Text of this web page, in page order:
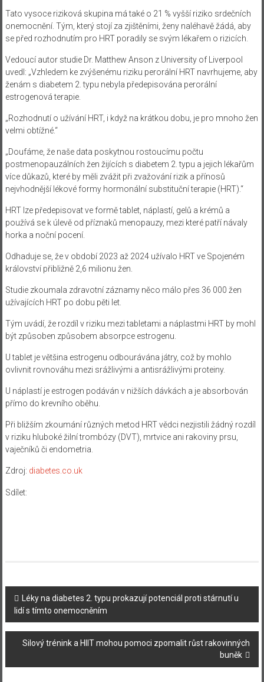
Tato vysoce riziková skupina má také o 21 % vyšší riziko srdečních
onemocnění. Tým, který stojí za zjištěními, ženy naléhavě žádá, aby
se před rozhodnutím pro HRT poradily se svým lékařem o rizicích.
Vedoucí autor studie Dr. Matthew Anson z University of Liverpool
uvedl: „Vzhledem ke zvýšenému riziku perorální HRT navrhujeme, aby
ženám s diabetem 2. typu nebyla předepisována perorální
estrogenová terapie.
„Rozhodnutí o užívání HRT, i když na krátkou dobu, je pro mnoho žen
velmi obtížné.“
„Doufáme, že naše data poskytnou rostoucímu počtu
postmenopauzálních žen žijících s diabetem 2. typu a jejich lékařům
více důkazů, které by měli zvážit při zvažování rizik a přínosů
nejvhodnější lékové formy hormonální substituční terapie (HRT).“
HRT lze předepisovat ve formě tablet, náplastí, gelů a krémů a
používá se k úlevě od příznaků menopauzy, mezi které patří návaly
horka a noční pocení.
Odhaduje se, že v období 2023 až 2024 užívalo HRT ve Spojeném
království přibližně 2,6 milionu žen.
Studie zkoumala zdravotní záznamy něco málo přes 36 000 žen
užívajících HRT po dobu pěti let.
Tým uvádí, že rozdíl v riziku mezi tabletami a náplastmi HRT by mohl
být způsoben způsobem absorpce estrogenu.
U tablet je většina estrogenu odbourávána játry, což by mohlo
ovlivnit rovnováhu mezi srážlivými a antisrážlivými proteiny.
U náplastí je estrogen podáván v nižších dávkách a je absorbován
přímo do krevního oběhu.
Při bližším zkoumání různých metod HRT vědci nezjistili žádný rozdíl
v riziku hluboké žilní trombózy (DVT), mrtvice ani rakoviny prsu,
vaječníků či endometria.
Zdroj: diabetes.co.uk
Sdílet:
Navigace
příspěvku
Léky na diabetes 2. typu prokazují potenciál proti stárnutí u
lidí s tímto onemocněním
Silový trénink a HIIT mohou pomoci zpomalit růst rakovinných
buněk